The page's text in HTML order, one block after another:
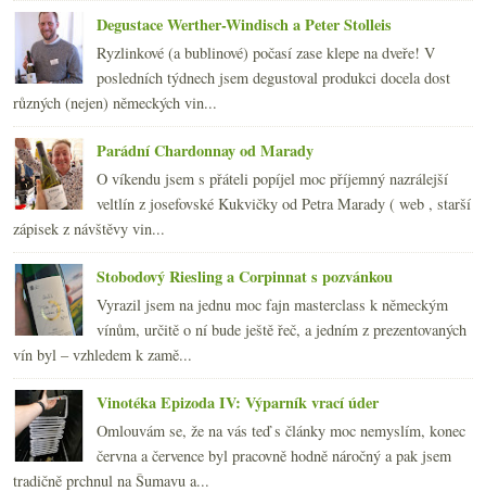
►dubna
►března (23)
►února(20)
ledna (20)
2008
►2007(108)
Degustace Werther-Windisch a Peter Stolleis
Ryzlinkové (a bublinové) počasí zase klepe na dveře! V
posledních týdnech jsem degustoval produkci docela dost
různých (nejen) německých vin...
Parádní Chardonnay od Marady
O víkendu jsem s přáteli popíjel moc příjemný nazrálejší
veltlín z josefovské Kukvičky od Petra Marady ( web , starší
zápisek z návštěvy vin...
Stobodový Riesling a Corpinnat s pozvánkou
Vyrazil jsem na jednu moc fajn masterclass k německým
vínům, určitě o ní bude ještě řeč, a jedním z prezentovaných
vín byl – vzhledem k zamě...
Vinotéka Epizoda IV: Výparník vrací úder
Omlouvám se, že na vás teď s články moc nemyslím, konec
června a července byl pracovně hodně náročný a pak jsem
tradičně prchnul na Šumavu a...